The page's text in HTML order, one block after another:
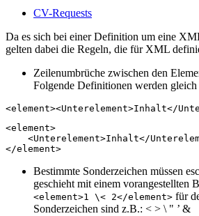
CV-Requests
Da es sich bei einer Definition um eine
gelten dabei die Regeln, die für XML
Zeilenumbrüche zwischen den
Folgende Definitionen werden gleich
<element><Unterelement>Inhalt</
<element>
<Unterelement>Inhalt</
</element>
Bestimmte Sonderzeichen müssen
geschieht mit einem vorangestellten
<element>1 \< 2</element> für
Sonderzeichen sind z.B.: < > \ " ’ &